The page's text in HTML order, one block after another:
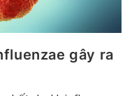
gây ra